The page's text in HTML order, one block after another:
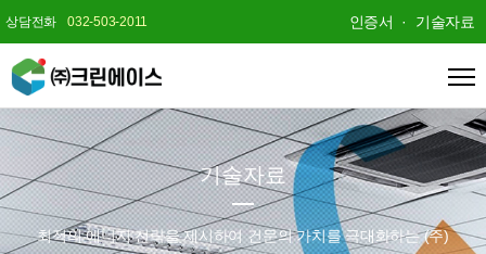
상담전화 032-503-2011 인증서 기술자료
기술자료
최적의 에너지 전략을 제시하여건문의 가치를 극대화하는 (주)